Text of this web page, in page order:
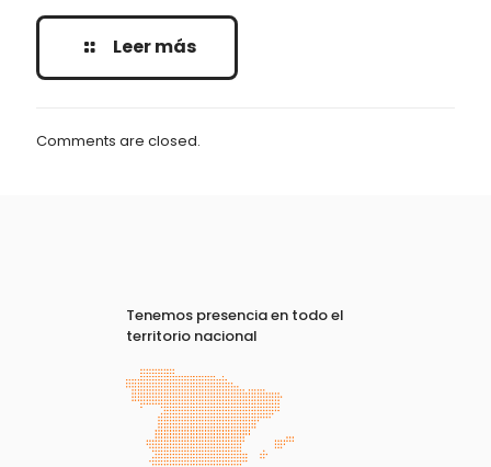
Leer más
Comments are closed.
Tenemos presencia en todo el
territorio nacional